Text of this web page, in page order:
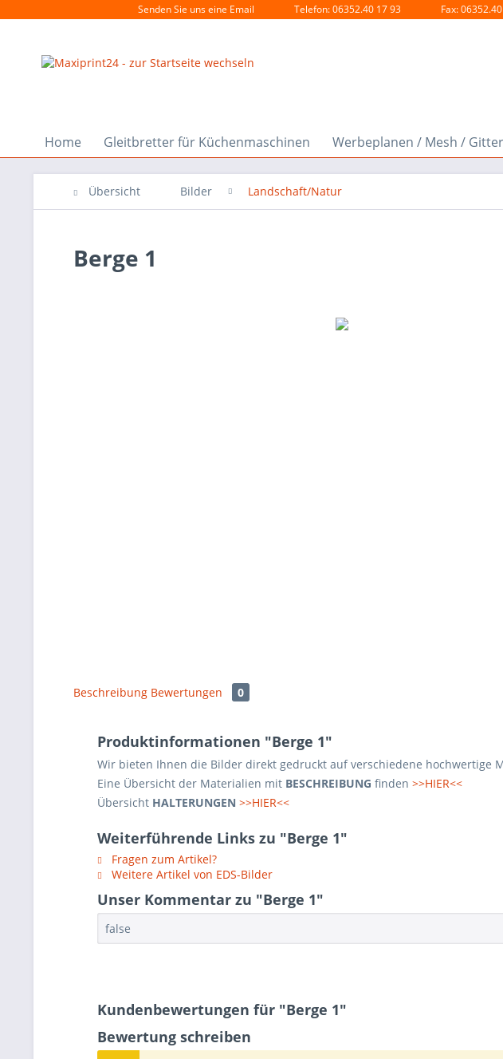
Senden Sie uns eine Email Telefon: 06352.40 17 93 Fax:
Home Gleitbretter für Küchenmaschinen Werbeplanen / Mesh /
Übersicht Bilder Landschaft/Natur
Berge 1
Beschreibung Bewertungen 0
Produktinformationen "Berge 1"
Wir bieten Ihnen die Bilder direkt gedruckt auf verschiedene hochwertige
Eine Übersicht der Materialien mit BESCHREIBUNG finden >>HIER<<
Übersicht HALTERUNGEN >>HIER<<
Weiterführende Links zu "Berge 1"
Fragen zum Artikel?
Weitere Artikel von EDS-Bilder
Unser Kommentar zu "Berge 1"
false
Kundenbewertungen für "Berge 1"
Bewertung schreiben